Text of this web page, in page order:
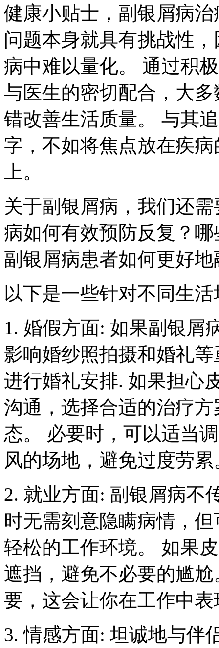
健康小贴士，副银屑病
问题本身就具有挑战性
病中难以量化。 通过积
与医生的密切配合，大
错改善生活质量。 与其
字，不如将焦点放在疾
上。
关于副银屑病，我们还
病如何有效预防反复？
副银屑病患者如何更好
以下是一些针对不同生
1. 婚假方面: 如果副银屑
影响婚纱照拍摄和婚礼
进行婚礼安排. 如果担心
沟通，选择合适的治疗
态。 必要时，可以适当
风的场地，避免过度劳累
2. 就业方面: 副银屑病不
时无需刻意隐瞒病情，
轻松的工作环境。 如果
遮挡，避免不必要的尴
要，这会让你在工作中
3. 情感方面: 坦诚地与伴